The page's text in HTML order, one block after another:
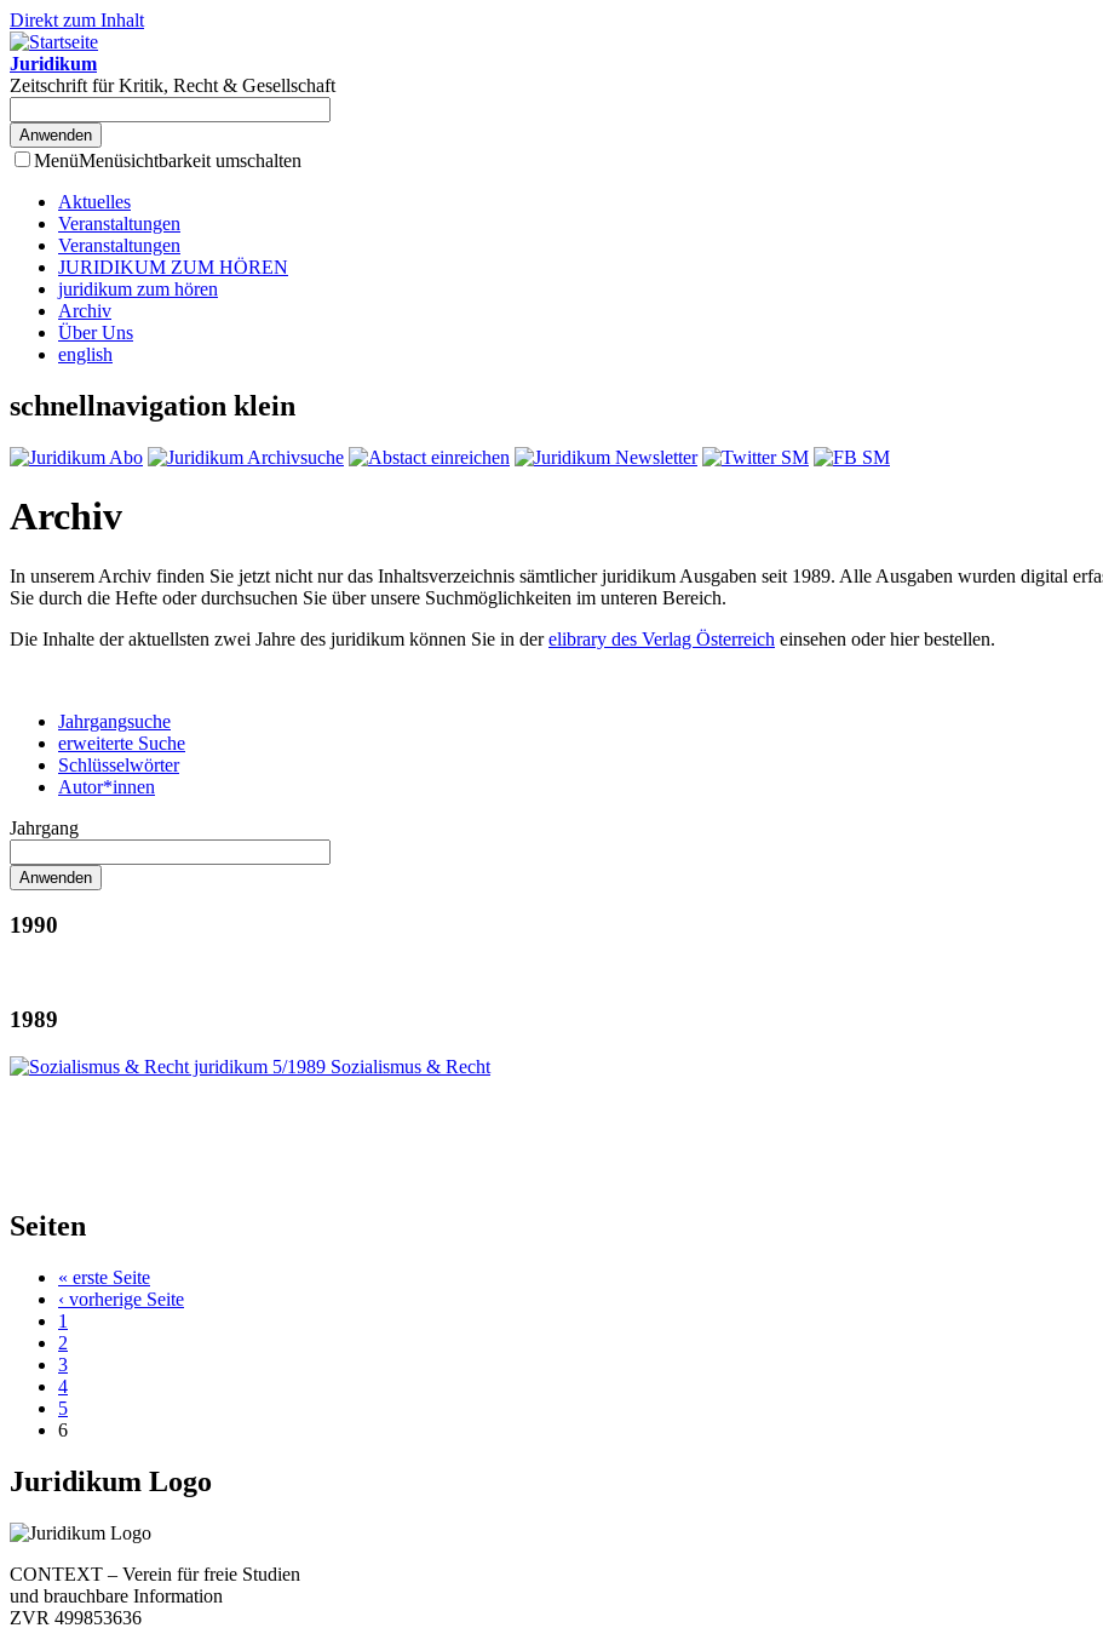
Direkt zum Inhalt
Juridikum
Zeitschrift für Kritik, Recht & Gesellschaft
MenüMenüsichtbarkeit umschalten
Aktuelles
Veranstaltungen
Veranstaltungen
JURIDIKUM ZUM HÖREN
juridikum zum hören
Archiv
Über Uns
english
schnellnavigation klein
Archiv
In unserem Archiv finden Sie jetzt nicht nur das Inhaltsverzeichnis sämtlicher juridikum Ausgaben seit 1989. Alle Ausgaben wurden digital
Sie durch die Hefte oder durchsuchen Sie über unsere Suchmöglichkeiten im unteren Bereich.
Die Inhalte der aktuellsten zwei Jahre des juridikum können Sie in derelibrary des Verlag Österreich einsehen oder hier bestellen.
Jahrgangsuche
erweiterte Suche
Schlüsselwörter
Autor*innen
Jahrgang
1990
1989
Seiten
« erste Seite
‹ vorherige Seite
1
2
3
4
5
6
Juridikum Logo
CONTEXT – Verein für freie Studien
und brauchbare Information
ZVR 499853636